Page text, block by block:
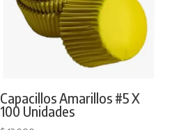
Capacillos Amarillos #5 X
100 Unidades